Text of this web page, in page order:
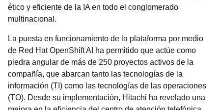
ético y eficiente de la IA en todo el conglomerado
multinacional.
La puesta en funcionamiento de la plataforma por medio
de Red Hat OpenShift AI ha permitido que actúe como
piedra angular de más de 250 proyectos activos de la
compañía, que abarcan tanto las tecnologías de la
información (TI) como las tecnologías de las operaciones
(TO). Desde su implementación, Hitachi ha revelado una